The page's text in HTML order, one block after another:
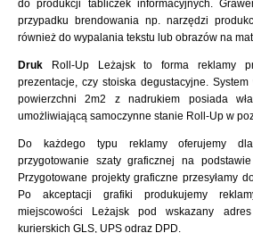
do produkcji tabliczek informacyjnych.
przypadku brendowania np. narzędzi
również do wypalania tekstu lub obrazów na
Druk Roll-Up Leżajsk to forma reklamy
prezentacje, czy stoiska degustacyjne. System
powierzchni 2m2 z nadrukiem posiada
umożliwiającą samoczynne stanie Roll-Up w
Do każdego typu reklamy oferujemy
przygotowanie szaty graficznej na podstawie
Przygotowane projekty graficzne przesyłamy
Po akceptacji grafiki produkujemy
miejscowości Leżajsk pod wskazany
kurierskich GLS, UPS odraz DPD.